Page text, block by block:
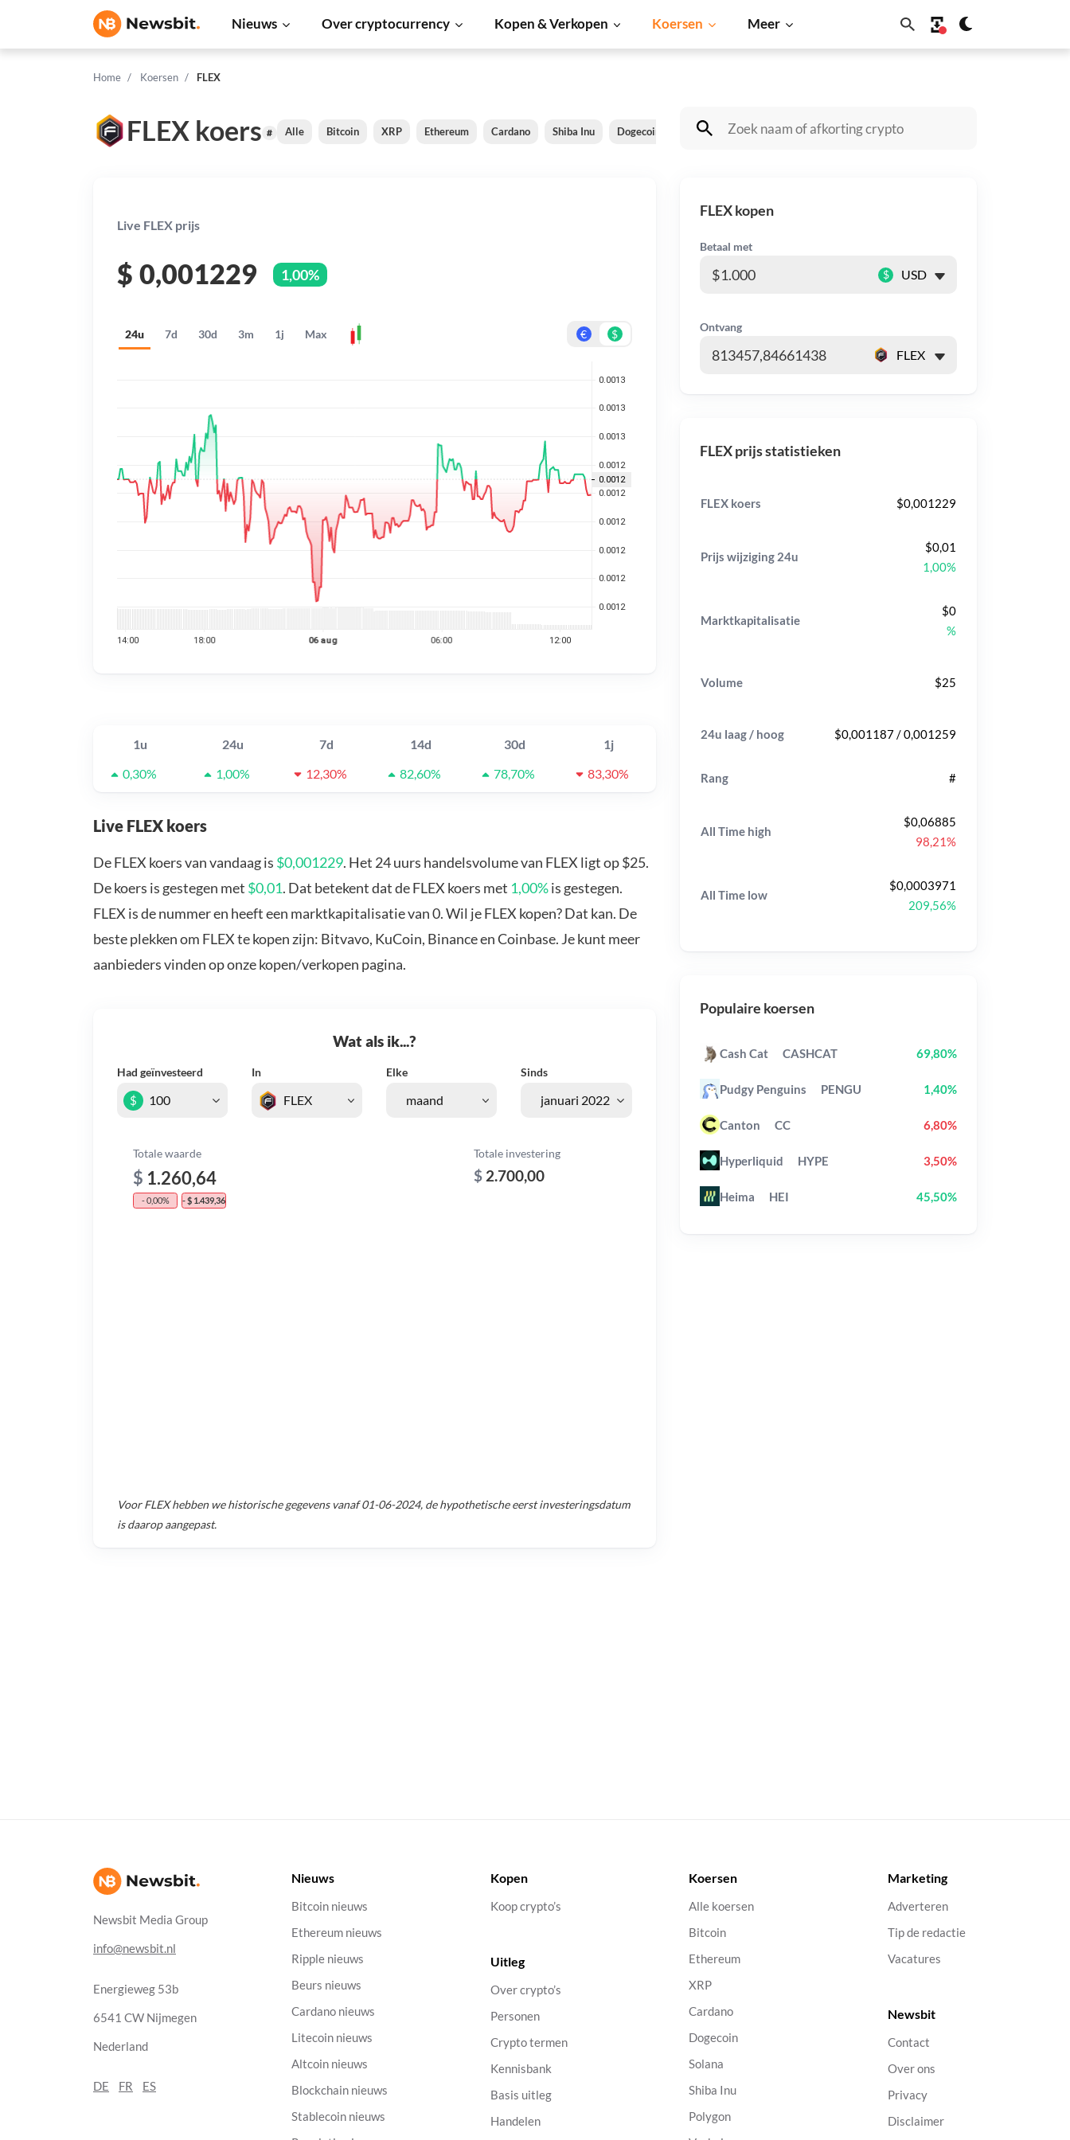
Nieuws Over cryptocurrency Kopen & Verkopen Koersen Meer
Home Koersen FLEX
FLEX koers # Alle Bitcoin XRP Ethereum Cardano Shiba Inu Dogecoin Solana BNB
Live FLEX prijs
$ 0,001229 1,00%
24u 7d 30d 3m 1j Max € $
1u 24u 7d 14d 30d
1j
0,30%
1,00% 12,30% 82,60% 78,70% 83,30%
Live FLEX koers
De FLEX koers van vandaag is $0,001229. Het 24 uurs handelsvolume van FLEX ligt op $25.
De koers is gestegen met $0,01. Dat betekent dat de FLEX koers met 1,00%is gestegen.
FLEX is de nummer en heeft een marktkapitalisatie van 0. Wil je FLEX kopen? Dat kan. De
beste plekken om FLEX te kopen zijn: Bitvavo, KuCoin, Binance en Coinbase. Je kunt meer
aanbieders vinden op onze kopen/verkopen pagina.
Wat als ik...?
Had geïnvesteerd In Elke Sinds
$
Totale waarde
$ 1.260,64
- 0,00% - $ 1.439,36
Totale investering
$ 2.700,00
VoorFLEXhebben we historische gegevens vanaf01-06-2024, de hypothetische eerst investeringsdatum
is daarop aangepast.
FLEX kopen
Betaal met
$
Ontvang
FLEX prijs statistieken
FLEX koers $0,001229
Prijs wijziging 24u
$0,01
1,00%
Marktkapitalisatie
$0
%
Volume $25
24u laag / hoog $0,001187 / 0,001259
Rang #
All Time high
$0,06885
98,21%
All Time low
$0,0003971
209,56%
Populaire koersen
Cash Cat CASHCAT 69,80%
Pudgy Penguins PENGU 1,40%
Canton CC 6,80%
Hyperliquid HYPE 3,50%
Heima HEI 45,50%
Newsbit Media Group
info@newsbit.nl
Energieweg 53b
6541 CW Nijmegen
Nederland
DE FR ES
Nieuws
Bitcoin nieuws
Ethereum nieuws
Ripple nieuws
Beurs nieuws
Cardano nieuws
Litecoin nieuws
Altcoin nieuws
Blockchain nieuws
Stablecoin nieuws
Kopen
Koop crypto’s
Uitleg
Over crypto’s
Personen
Crypto termen
Kennisbank
Basis uitleg
Handelen
Koersen
Alle koersen
Bitcoin
Ethereum
XRP
Cardano
Dogecoin
Solana
Shiba Inu
Polygon
Marketing
Adverteren
Tip de redactie
Vacatures
Newsbit
Contact
Over ons
Privacy
Disclaimer